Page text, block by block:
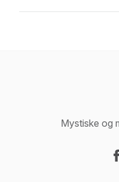
Mystiske og